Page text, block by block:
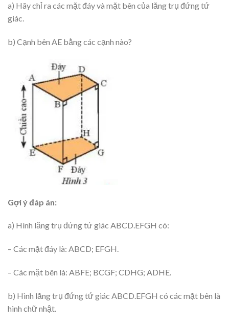
a) Hãy chỉ ra các mặt đáy và mặt bên của lăng trụ đứng tứ
giác.
b) Cạnh bên AE bằng các cạnh nào?
Gợi ý đáp án:
a) Hình lăng trụ đứng tứ giác ABCD.EFGH có:
– Các mặt đáy là: ABCD; EFGH.
– Các mặt bên là: ABFE; BCGF; CDHG; ADHE.
b) Hình lăng trụ đứng tứ giác ABCD.EFGH có các mặt bên là
hình chữ nhật.